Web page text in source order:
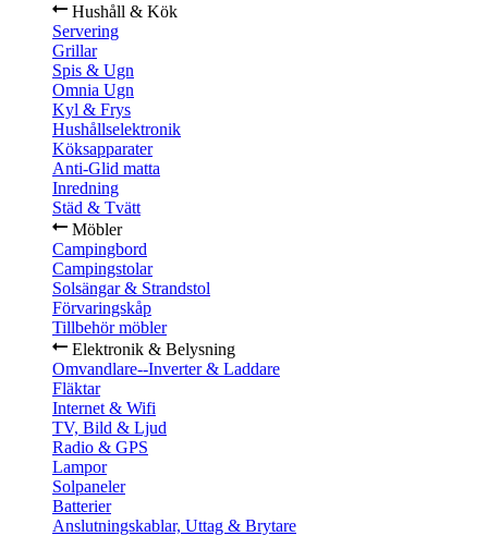
Hushåll & Kök
Servering
Grillar
Spis & Ugn
Omnia Ugn
Kyl & Frys
Hushållselektronik
Köksapparater
Anti-Glid matta
Inredning
Städ & Tvätt
Möbler
Campingbord
Campingstolar
Solsängar & Strandstol
Förvaringskåp
Tillbehör möbler
Elektronik & Belysning
Omvandlare--Inverter & Laddare
Fläktar
Internet & Wifi
TV, Bild & Ljud
Radio & GPS
Lampor
Solpaneler
Batterier
Anslutningskablar, Uttag & Brytare